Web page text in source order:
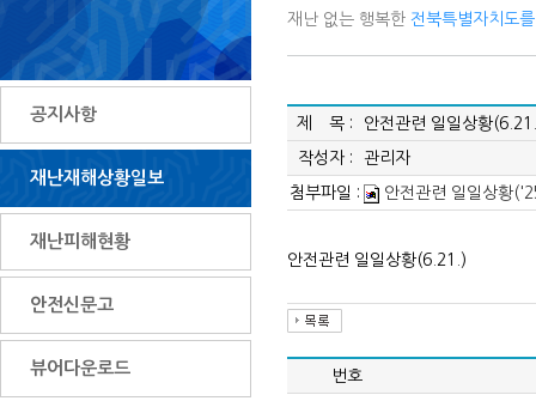
공지사항
재난재해상황일보
재난피해현황
안전신문고
뷰어다운로드
재난 없는 행복한 전북특별자치도
제 목 : 안전관련 일일상황
작성자 : 관리자
첨부파일 : 안전관련 일일상황
안전관련 일일상황(6.21.)
번호